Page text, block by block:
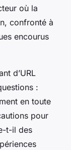
où la
confronté à
encourus
d’URL
:
en toute
pour
t-il des